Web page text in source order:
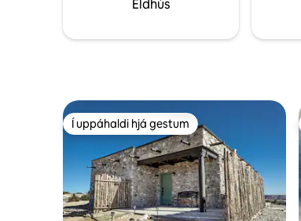
barndominium, búðarhluti er
Eldhús
Í uppáhaldi hjá gestum
Í uppáhaldi hjá gestum